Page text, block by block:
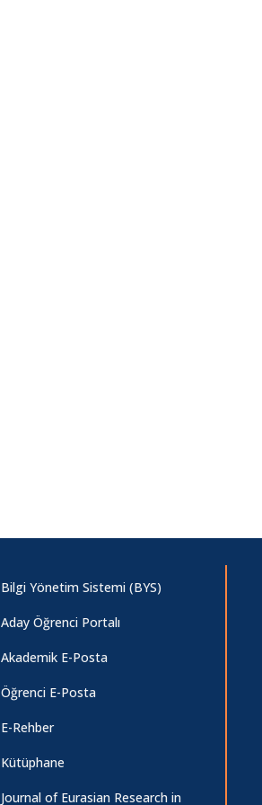
Bilgi Yönetim Sistemi (BYS)
Aday Öğrenci Portalı
Akademik E-Posta
Öğrenci E-Posta
E-Rehber
Kütüphane
Journal of Eurasian Research in